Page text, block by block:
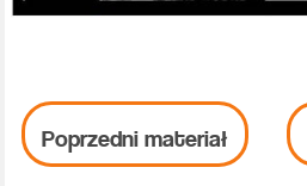
Poprzedni materiał